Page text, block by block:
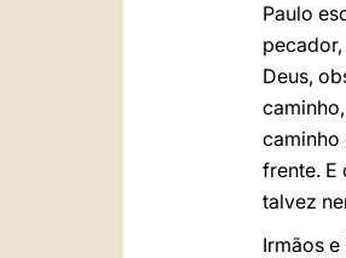
Paulo
Deus,
caminho
frente. E
talvez
Irmãos